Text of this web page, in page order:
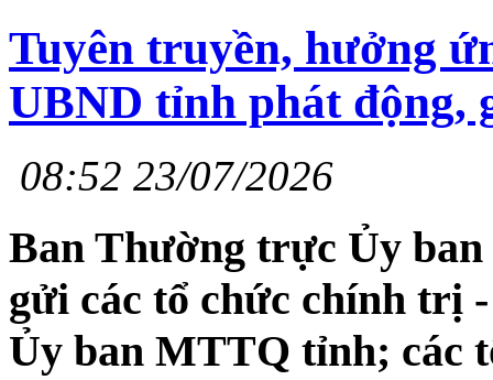
Tuyên truyền, hưởng
UBND tỉnh phát động,
08:52 23/07/2026
Ban Thường trực Ủy
gửi các tổ chức chính trị
Ủy ban MTTQ tỉnh; các